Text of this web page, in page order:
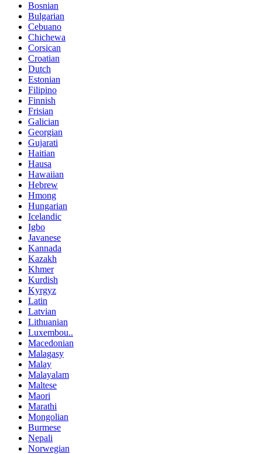
Bosnian
Bulgarian
Cebuano
Chichewa
Corsican
Croatian
Dutch
Estonian
Filipino
Finnish
Frisian
Galician
Georgian
Gujarati
Haitian
Hausa
Hawaiian
Hebrew
Hmong
Hungarian
Icelandic
Igbo
Javanese
Kannada
Kazakh
Khmer
Kurdish
Kyrgyz
Latin
Latvian
Lithuanian
Luxembou..
Macedonian
Malagasy
Malay
Malayalam
Maltese
Maori
Marathi
Mongolian
Burmese
Nepali
Norwegian